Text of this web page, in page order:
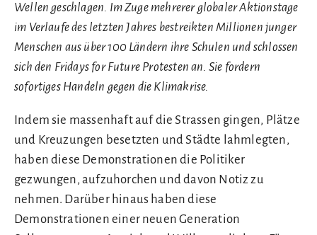
Wellen geschlagen. Im Zuge mehrerer globaler Aktionstage
im Verlaufe des letzten Jahres bestreikten Millionen junger
Menschen aus über 100 Ländern ihre Schulen und schlossen
sich den Fridays for Future Protesten an. Sie fordern
sofortiges Handeln gegen die Klimakrise.
Indem sie massenhaft auf die Strassen gingen, Plätze
und Kreuzungen besetzten und Städte lahmlegten,
haben diese Demonstrationen die Politiker
gezwungen, aufzuhorchen und davon Notiz zu
nehmen. Darüber hinaus haben diese
Demonstrationen einer neuen Generation